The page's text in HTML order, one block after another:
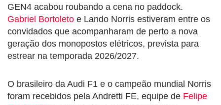
GEN4 acabou roubando a cena no paddock.
Gabriel Bortoleto e Lando Norris estiveram entre os
convidados que acompanharam de perto a nova
geração dos monopostos elétricos, prevista para
estrear na temporada 2026/2027.
O brasileiro da Audi F1 e o campeão mundial Norris
foram recebidos pela Andretti FE, equipe de Felipe